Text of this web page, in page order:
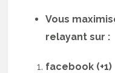
Vous
relayant sur :
facebook (+1)